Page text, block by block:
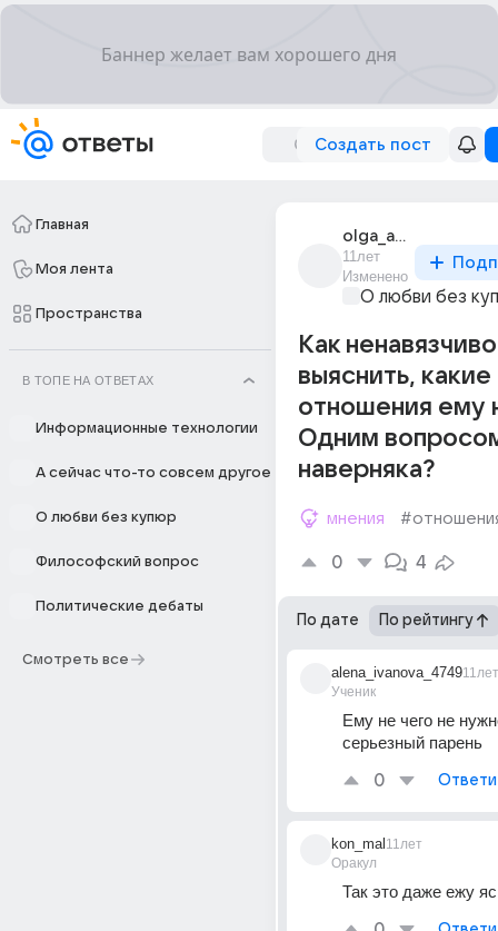
Создать пост
Главная
Моя лента
Пространства
В ТОПЕ НА ОТВЕТАХ
Информационные технологии
А сейчас что-то совсем другое
О любви без купюр
Философский вопрос
Политические дебаты
Смотреть все
olga_ansimova_20
11лет
Изменено
О любви без
Как ненавязчиво
выяснить, какие
отношения ему
Одним
наверняка?
мнения
0 4
По дате По рейтингу
alena_ivanova_4749
Ученик
11лет
Ему не чего не
серьезный парень
0
kon_mal
Оракул
11лет
Так это даже ежу